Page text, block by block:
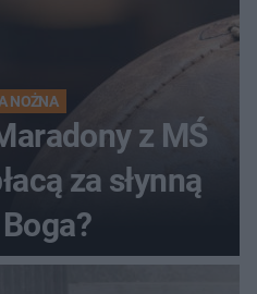
NOŻNA
z MŚ
za słynną